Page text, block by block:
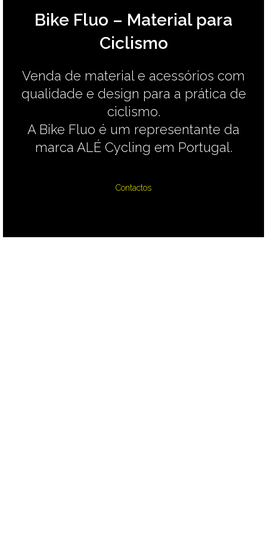
Bike Fluo – Material para
Ciclismo
Venda de material e acessórios com
qualidade e design para a prática de
ciclismo.
A Bike Fluo é um representante da
marca ALÉ Cycling em Portugal.
Contactos